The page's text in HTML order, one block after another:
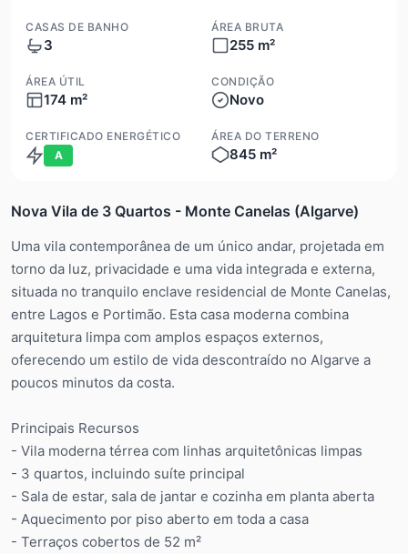
CASAS DE BANHO
3
ÁREA BRUTA
255 m²
ÁREA ÚTIL
174 m²
CONDIÇÃO
Novo
CERTIFICADO ENERGÉTICO
A
ÁREA DO TERRENO
845 m²
Nova Vila de 3 Quartos - Monte Canelas (Algarve)
Uma vila contemporânea de um único andar, projetada em
torno da luz, privacidade e uma vida integrada e externa,
situada no tranquilo enclave residencial de Monte Canelas,
entre Lagos e Portimão. Esta casa moderna combina
arquitetura limpa com amplos espaços externos,
oferecendo um estilo de vida descontraído no Algarve a
poucos minutos da costa.
Principais Recursos
- Vila moderna térrea com linhas arquitetônicas limpas
- 3 quartos, incluindo suíte principal
- Sala de estar, sala de jantar e cozinha em planta aberta
- Aquecimento por piso aberto em toda a casa
- Terraços cobertos de 52 m²